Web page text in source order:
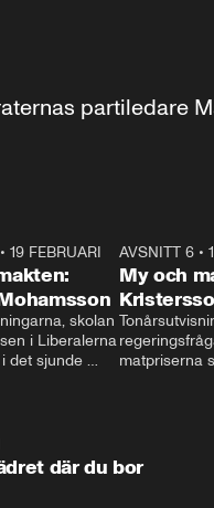
partiledare
24:30
19 FEBRUARI
skolan
i Liberalerna
det sjunde
My
och
AVSNITT 6 •
My och
matpriserna
Rohwedder
statsminister
där du bor